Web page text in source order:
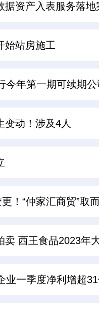
据资产入表服务落地
始站房施工
今年第一期可续期
变动！涉及4人
！“仲家汇商贸”取
卖 西王食品2023年
业一季度净利增超